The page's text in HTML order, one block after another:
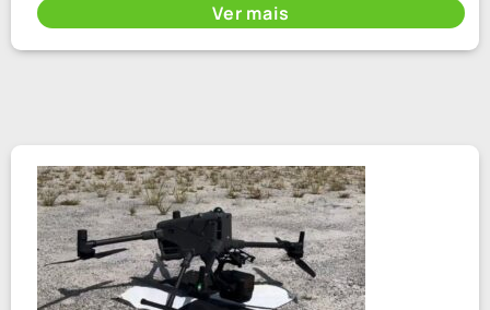
Ver mais